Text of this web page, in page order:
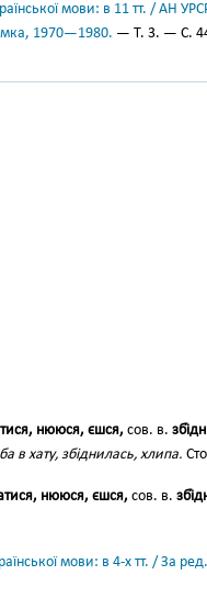
мови: в 11 тт. / АН
1970—1980. — Т. 3. — С.
нююся, єшся, сов. в.
в хату, збіднилась, хлипа.
нююся, єшся, сов. в.
мови: в 4-х тт. / За